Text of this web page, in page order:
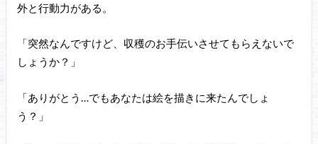
外と行動力がある。
「突然なんですけど、収穫のお手伝いさせてもらえないで
しょうか？」
「ありがとう…でもあなたは絵を描きに来たんでしょ
う？」